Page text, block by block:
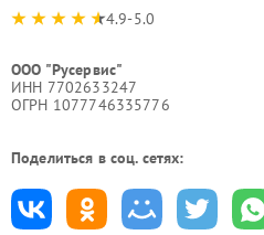
4.9-5.0
ООО "Русервис"
ИНН 7702633247
ОГРН 1077746335776
Поделиться в соц. сетях: